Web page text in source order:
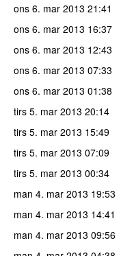
ons 6. mar 2013 21:41
ons 6. mar 2013 16:37
ons 6. mar 2013 12:43
ons 6. mar 2013 07:33
ons 6. mar 2013 01:38
tirs 5. mar 2013 20:14
tirs 5. mar 2013 15:49
tirs 5. mar 2013 07:09
tirs 5. mar 2013 00:34
man 4. mar 2013 19:53
man 4. mar 2013 14:41
man 4. mar 2013 09:56